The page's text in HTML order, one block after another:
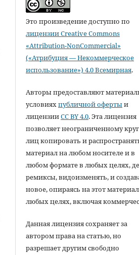
Это произведение доступно по
лицензии Creative Commons
«Attribution-NonCommercial»
(«Атрибуция — Некоммерческое
использование») 4.0 Всемирная.
Авторы предоставляют
условияхпубличной офертыи
лицензииCC BY 4.0. Эта лицензия
позволяет неограниченному
лиц копировать и
материал на любом носителе и в
любом формате в любых целях,
ремиксы, видоизменять, и
новое, опираясь на этот
любых целях, включая
Данная лицензия сохраняет за
автором права на статью, но
разрешает другим свободно